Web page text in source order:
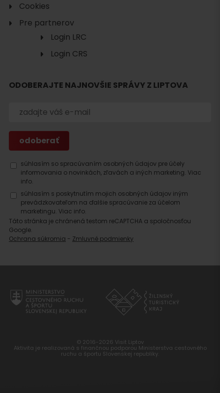
ubytovanie
Cookies
Pre partnerov
Login LRC
Login CRS
ODOBERAJTE NAJNOVŠIE SPRÁVY Z LIPTOVA
súhlasím so spracúvaním osobných údajov pre účely
informovania o novinkách, zľavách a iných marketing. Viac
info.
súhlasím s poskytnutím mojich osobných údajov iným
prevádzkovateľom na ďalšie spracúvanie za účelom
marketingu. Viac info.
Táto stránka je chránená testom reCAPTCHA a spoločnosťou
Google.
Ochrana súkromia - Zmluvné podmienky
© 2016-2026 Visit Liptov
Aktivita je realizovaná s finančnou podporou Ministerstva cestovného
ruchu a športu Slovenskej republiky.